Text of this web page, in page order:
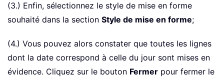
(3.) Enfin, sélectionnez le style de mise en forme
souhaité dans la section Style de mise en forme;
(4.) Vous pouvez alors constater que toutes les lignes
dont la date correspond à celle du jour sont mises en
évidence. Cliquez sur le bouton Fermer pour fermer le